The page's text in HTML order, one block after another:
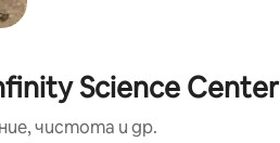
Science Center
чистота и др.